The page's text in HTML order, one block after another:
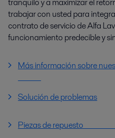
trabajar con usted para
contrato de servicio de Alfa
funcionamiento predecible y
Más información sobre
Solución de problemas
Piezas